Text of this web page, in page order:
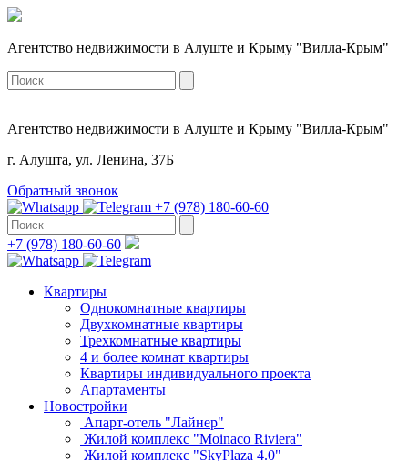
Агентство недвижимости в Алуште и Крыму "Вилла-Крым"
Агентство недвижимости в Алуште и Крыму "Вилла-Крым"
г. Алушта, ул. Ленина, 37Б
Обратный звонок
+7 (978) 180-60-60
+7 (978) 180-60-60
Квартиры
Однокомнатные квартиры
Двухкомнатные квартиры
Трехкомнатные квартиры
4 и более комнат квартиры
Квартиры индивидуального проекта
Апартаменты
Новостройки
Апарт-отель "Лайнер"
Жилой комплекс "Moinaco Riviera"
Жилой комплекс "SkyPlaza 4.0"